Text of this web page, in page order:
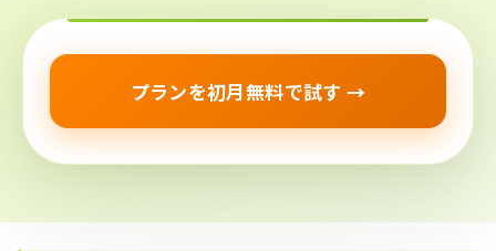
プランを初月無料で試す →